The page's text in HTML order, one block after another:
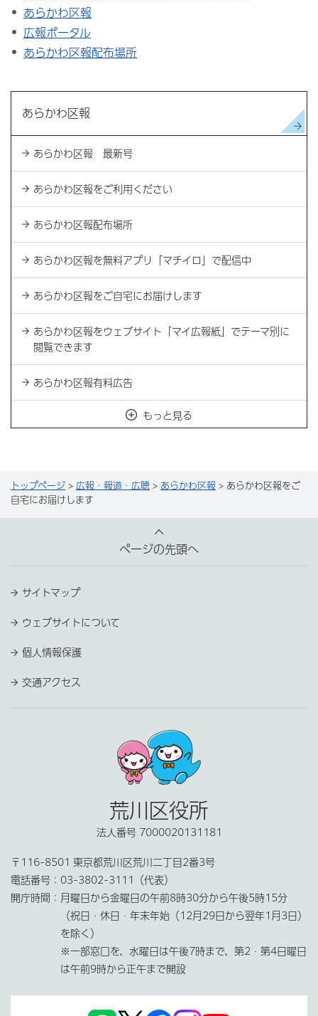
あらかわ区報
広報ポータル
あらかわ区報配布場所
あらかわ区報
あらかわ区報 最新号
あらかわ区報をご利用ください
あらかわ区報配布場所
あらかわ区報を無料アプリ「マチイロ」で配信中
あらかわ区報をご自宅にお届けします
あらかわ区報をウェブサイト「マイ広報紙」でテーマ別に
閲覧できます
あらかわ区報有料広告
もっと見る
トップページ > 広報・報道・広聴 > あらかわ区報 > あらかわ区報をご
自宅にお届けします
ページの先頭へ
サイトマップ
ウェブサイトについて
個人情報保護
交通アクセス
荒川区役所
法人番号 7000020131181
〒116-8501 東京都荒川区荒川二丁目2番3号
電話番号： 03-3802-3111（代表）
開庁時間： 月曜日から金曜日の午前8時30分から午後5時15分
（祝日・休日・年末年始（12月29日から翌年1月3日）
を除く）
※一部窓口を、水曜日は午後7時まで、第2・第4日曜日
は午前9時から正午まで開設